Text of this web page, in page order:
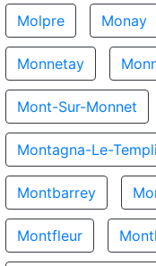
Molpre Monay
Monnetay
Mont-Sur-Monnet
Montagna-Le-
Montbarrey
Montfleur